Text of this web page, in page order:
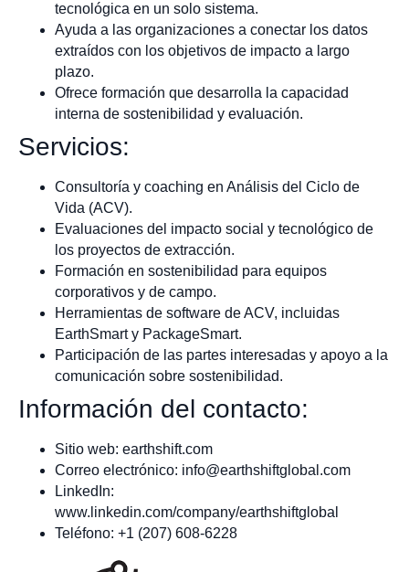
tecnológica en un solo sistema.
Ayuda a las organizaciones a conectar los datos
extraídos con los objetivos de impacto a largo
plazo.
Ofrece formación que desarrolla la capacidad
interna de sostenibilidad y evaluación.
Servicios:
Consultoría y coaching en Análisis del Ciclo de
Vida (ACV).
Evaluaciones del impacto social y tecnológico de
los proyectos de extracción.
Formación en sostenibilidad para equipos
corporativos y de campo.
Herramientas de software de ACV, incluidas
EarthSmart y PackageSmart.
Participación de las partes interesadas y apoyo a la
comunicación sobre sostenibilidad.
Información del contacto:
Sitio web: earthshift.com
Correo electrónico: info@earthshiftglobal.com
LinkedIn:
www.linkedin.com/company/earthshiftglobal
Teléfono: +1 (207) 608-6228